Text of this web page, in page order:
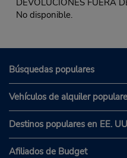
DEVOLUCIONES FUERA
No disponible.
Búsquedas populares
Vehículos de alquiler
Destinos populares en EE.
Afiliados de Budget